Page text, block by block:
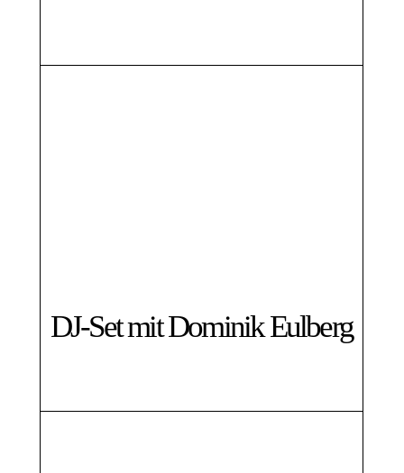
DJ-Set mit Dominik Eulberg